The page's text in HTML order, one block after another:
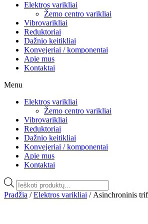
Elektros varikliai
Žemo centro varikliai
Vibrovarikliai
Reduktoriai
Dažnio keitikliai
Konvejeriai / komponentai
Apie mus
Kontaktai
Menu
Elektros varikliai
Žemo centro varikliai
Vibrovarikliai
Reduktoriai
Dažnio keitikliai
Konvejeriai / komponentai
Apie mus
Kontaktai
Products
search
Pradžia /Elektros varikliai / Asinchroninis